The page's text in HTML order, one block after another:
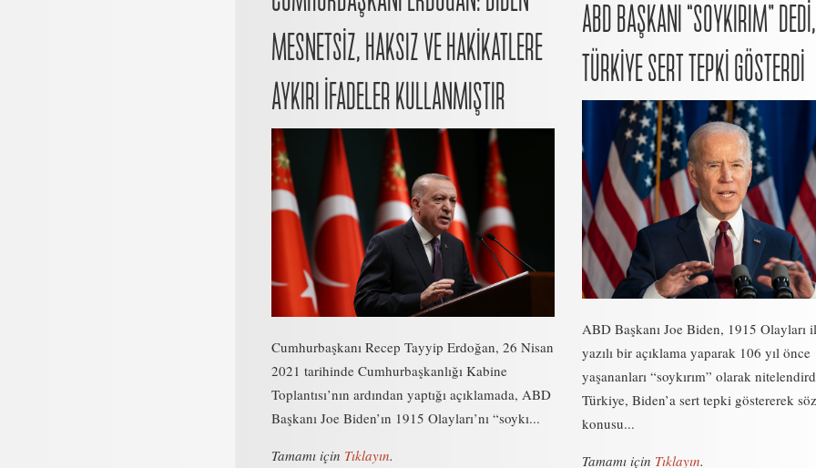
MESNETSİZ, HAKSIZ VE HAKİKATLERE
AYKIRI İFADELER KULLANMIŞTIR
Cumhurbaşkanı Recep Tayyip Erdoğan, 26 Nisan
2021 tarihinde Cumhurbaşkanlığı Kabine
Toplantısı’nın ardından yaptığı açıklamada, ABD
Başkanı Joe Biden’ın 1915 Olayları’nı “soykı...
Tamamı için Tıklayın.
ABD BAŞKANI “SOYKIRIM” DEDİ,
TÜRKİYE SERT TEPKİ GÖSTERDİ
ABD Başkanı Joe Biden, 1915 Olayları
yazılı bir açıklama yaparak 106 yıl önce
yaşananları “soykırım” olarak
Türkiye, Biden’a sert tepki göstererek söz
konusu...
Tamamı için Tıklayın.